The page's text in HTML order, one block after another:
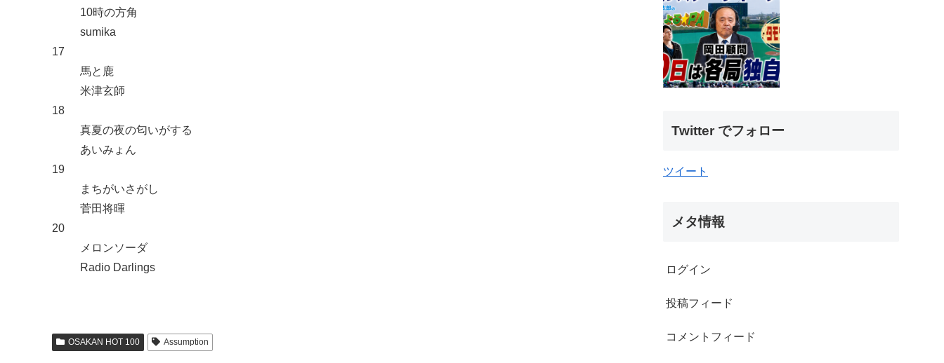
10時の方角
sumika
17
馬と鹿
米津玄師
18
真夏の夜の匂いがする
あいみょん
19
まちがいさがし
菅田将暉
20
メロンソーダ
Radio Darlings
OSAKAN HOT 100 Assumption
Twitter でフォロー
ツイート
メタ情報
ログイン
投稿フィード
コメントフィード